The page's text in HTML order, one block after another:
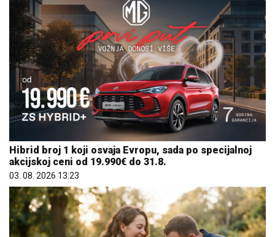
Hibrid broj 1 koji osvaja Evropu, sada po specijalnoj
akcijskoj ceni od 19.990€ do 31.8.
03. 08. 2026 13:23